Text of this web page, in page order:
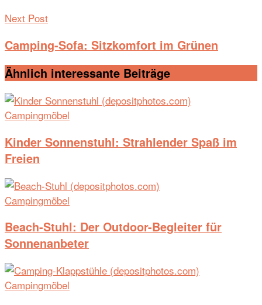
Next Post
Camping-Sofa: Sitzkomfort im Grünen
Ähnlich interessante Beiträge
Campingmöbel
Kinder Sonnenstuhl: Strahlender Spaß im
Freien
Campingmöbel
Beach-Stuhl: Der Outdoor-Begleiter für
Sonnenanbeter
Campingmöbel